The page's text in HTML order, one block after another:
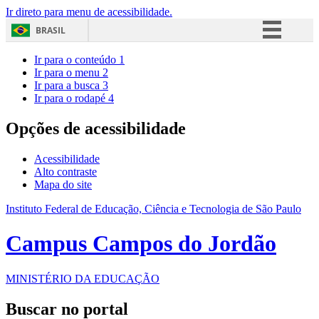
Ir direto para menu de acessibilidade.
BRASIL
Acesso à informação
Ir para o conteúdo 1
Ir para o menu 2
Ir para a busca 3
Ir para o rodapé 4
Opções de acessibilidade
Acessibilidade
Alto contraste
Mapa do site
Instituto Federal de Educação, Ciência e Tecnologia de São Paulo
Campus Campos do Jordão
MINISTÉRIO DA EDUCAÇÃO
Buscar no portal